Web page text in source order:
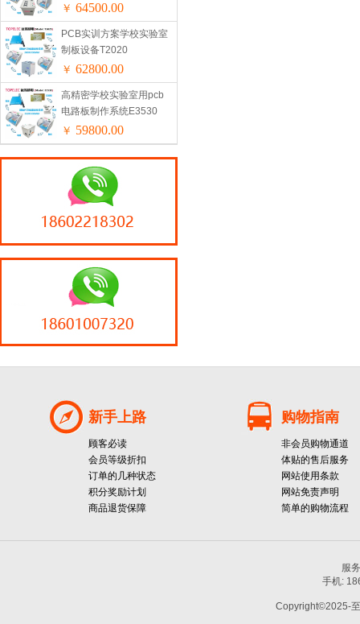
￥ 64500.00
PCB实训方案学校实验室
制板设备T2020
￥ 62800.00
高精密学校实验室用pcb
电路板制作系统E3530
￥ 59800.00
新手上路
顾客必读
会员等级折扣
订单的几种状态
积分奖励计划
商品退货保障
购物指南
非会员购物通道
体贴的售后服务
网站使用条款
网站免责声明
简单的购物流程
服
手机:
Copyright©2025-